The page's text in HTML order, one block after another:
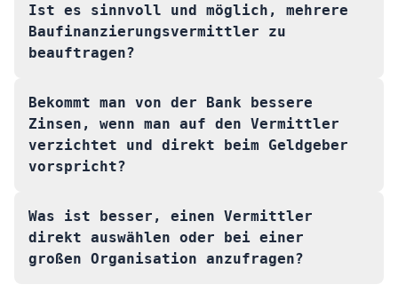
Ist es sinnvoll und möglich, mehrere
Baufinanzierungsvermittler zu
beauftragen?
Bekommt man von der Bank bessere
Zinsen, wenn man auf den Vermittler
verzichtet und direkt beim Geldgeber
vorspricht?
Was ist besser, einen Vermittler
direkt auswählen oder bei einer
großen Organisation anzufragen?